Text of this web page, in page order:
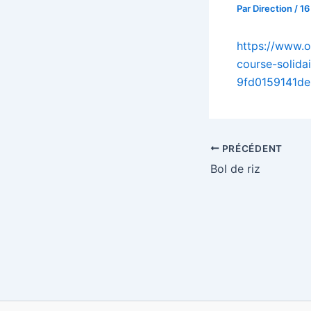
Par Direction /
https://
course-
9fd0159141de
PRÉCÉDENT
Bol de riz